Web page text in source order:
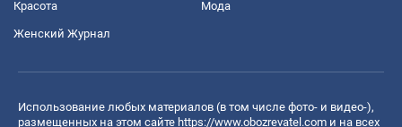
Красота Мода
Женский Журнал
Использование любых материалов (в том числе фото- и видео-),
размещенных на этом сайте https://www.obozrevatel.com и на всех